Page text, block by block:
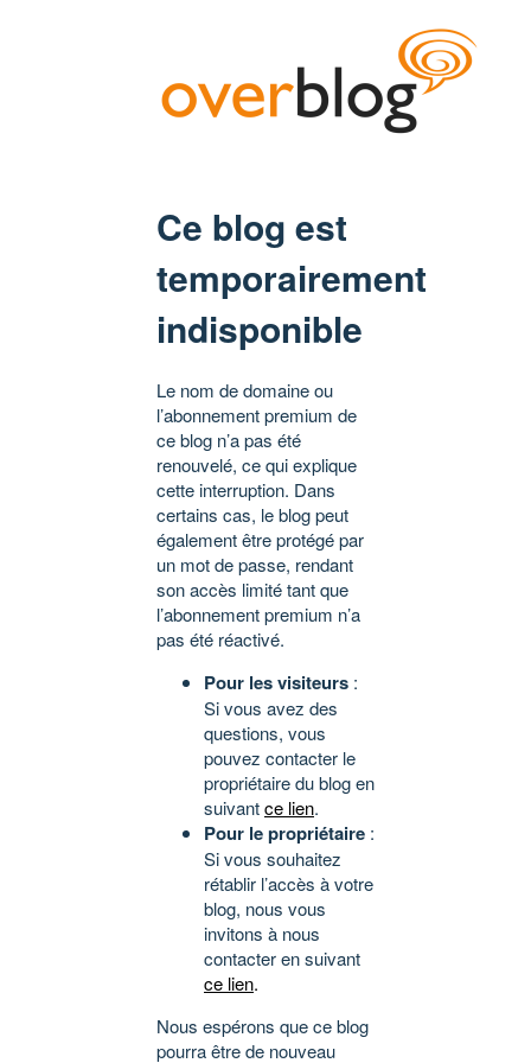
Ce blog est
temporairement
indisponible
Le nom de domaine ou
l’abonnement premium de
ce blog n’a pas été
renouvelé, ce qui explique
cette interruption. Dans
certains cas, le blog peut
également être protégé par
un mot de passe, rendant
son accès limité tant que
l’abonnement premium n’a
pas été réactivé.
Pour les visiteurs :
Si vous avez des
questions, vous
pouvez contacter le
propriétaire du blog en
suivantce lien.
Pour le propriétaire :
Si vous souhaitez
rétablir l’accès à votre
blog, nous vous
invitons à nous
contacter en suivant
ce lien.
Nous espérons que ce blog
pourra être de nouveau